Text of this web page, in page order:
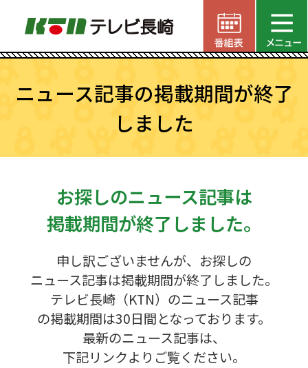
ニュース記事の掲載期間が終了
しました
お探しのニュース記事は
掲載期間が終了しました。
申し訳ございませんが、お探しの
ニュース記事は掲載期間が終了しました。
テレビ長崎（KTN）のニュース記事
の掲載期間は30日間となっております。
最新のニュース記事は、
下記リンクよりご覧ください。